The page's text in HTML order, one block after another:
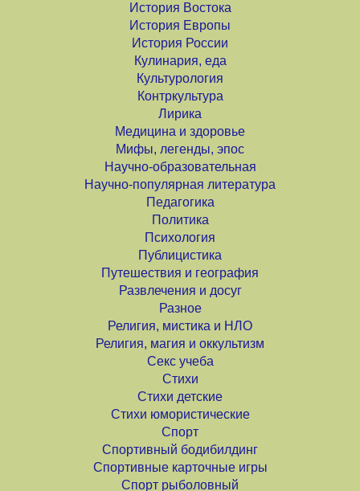
История Востока
История Европы
История России
Кулинария, еда
Культурология
Контркультура
Лирика
Медицина и здоровье
Мифы, легенды, эпос
Научно-образовательная
Научно-популярная литература
Педагогика
Политика
Психология
Публицистика
Путешествия и география
Развлечения и досуг
Разное
Религия, мистика и НЛО
Религия, магия и оккультизм
Секс учеба
Стихи
Стихи детские
Стихи юмористические
Спорт
Спортивный бодибилдинг
Спортивные карточные игры
Спорт рыболовный